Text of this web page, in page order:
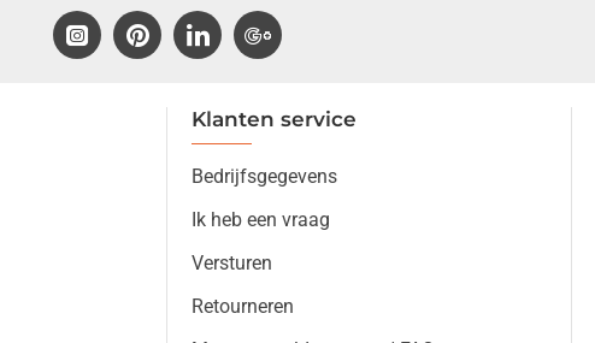
Klanten service
Bedrijfsgegevens
Ik heb een vraag
Versturen
Retourneren